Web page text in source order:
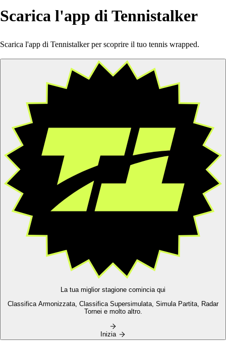
Scarica l'app di Tennistalker
Scarica l'app di Tennistalker per scoprire il tuo tennis wrapped.
La tua miglior stagione comincia qui
Classifica Armonizzata, Classifica Supersimulata, Simula Partita, Radar
Tornei e molto altro.
Inizia